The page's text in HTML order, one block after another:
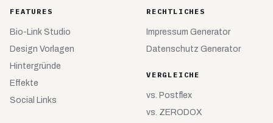
FEATURES
Bio-Link Studio
Design Vorlagen
Hintergründe
Effekte
Social Links
RECHTLICHES
Impressum Generator
Datenschutz Generator
VERGLEICHE
vs. Postflex
vs. ZERODOX